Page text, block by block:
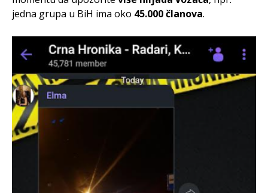
jedna grupa u BiH ima oko 45.000 članova.